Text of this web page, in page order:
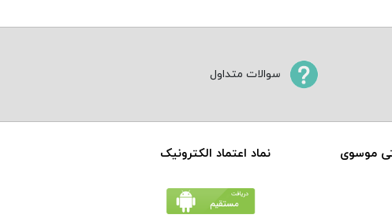
سوالات متداول
موسوی نماد اعتماد الکترونیک